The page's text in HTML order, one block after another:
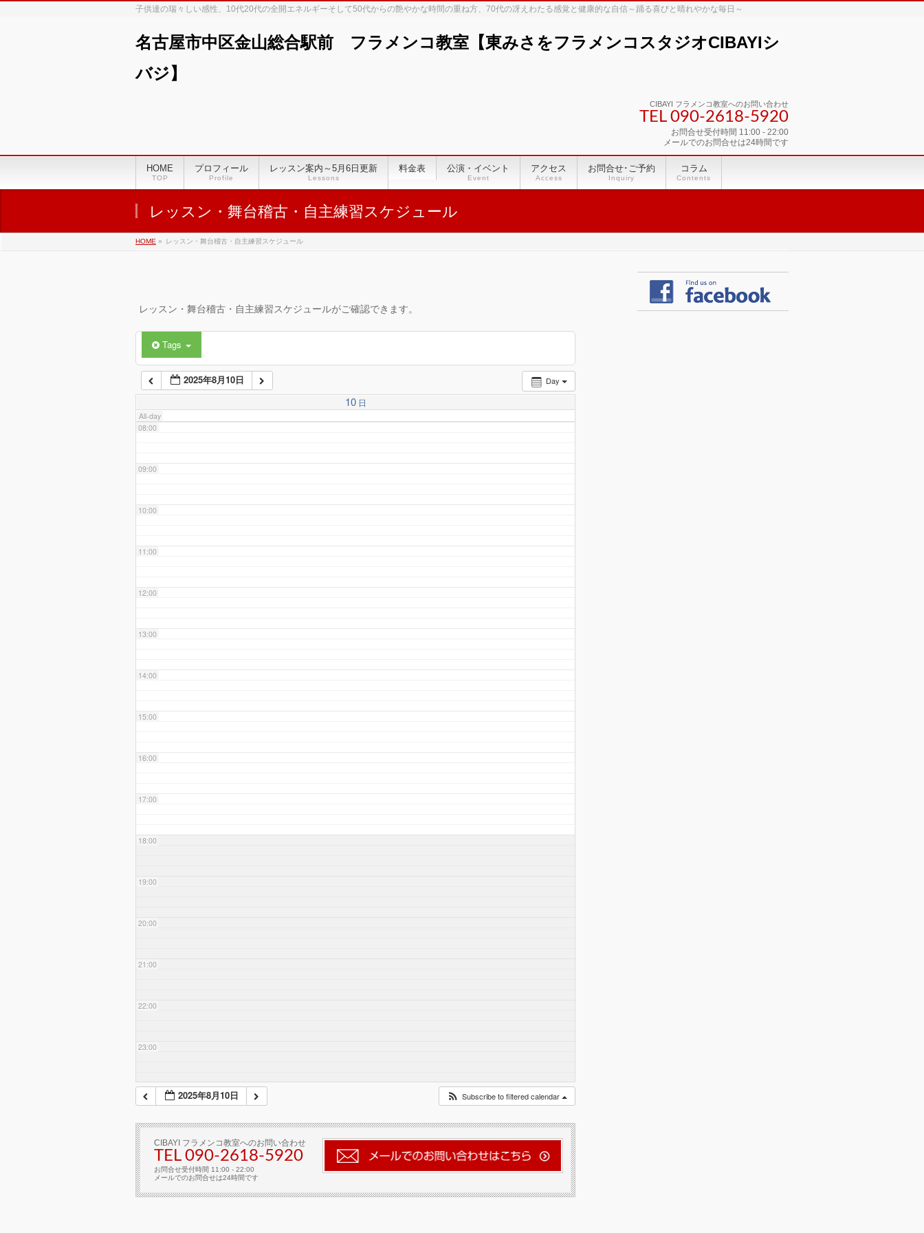
子供達の瑞々しい感性、10代20代の全開エネルギーそして50代からの艶やかな時間の重ね方、70代の冴えわたる感覚と健康的な自信～踊る喜びと晴れやかな毎日～
名古屋市中区金山総合駅前 フラメンコ教室【東みさをフラメンコスタジオCIBAYIシ
バジ】
CIBAYI フラメンコ教室へのお問い合わせ
TEL 090-2618‐5920
お問合せ受付時間 11:00 - 22:00
メールでのお問合せは24時間です
HOME
TOP
プロフィール
Profile
レッスン案内～5月6日更新
Lessons
料金表 公演・イベント
Event
アクセス
Access
お問合せ･ご予約
Inquiry
コラム
Contents
レッスン・舞台稽古・自主練習スケジュール
HOME » レッスン・舞台稽古・自主練習スケジュール
レッスン・舞台稽古・自主練習スケジュールがご確認できます。
Tags
Day
2025年8月10日
10 日
All-day
02:00
03:00
05:00
06:00
07:00
08:00
09:00
10:00
11:00
12:00
13:00
14:00
15:00
16:00
17:00
18:00
19:00
20:00
21:00
22:00
23:00
2025年8月10日 Subscribe to filtered calendar
CIBAYI フラメンコ教室へのお問い合わせ
TEL 090-2618‐5920
お問合せ受付時間 11:00 - 22:00
メールでのお問合せは24時間です